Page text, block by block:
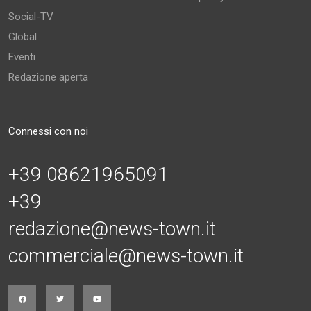
connazionali tra cui molti abruzzesi"
06 Agosto 2026
Social-TV
Global
Eventi
Redazione aperta
Connessi con noi
+39 08621965091
+39
redazione@news-town.it
commerciale@news-town.it